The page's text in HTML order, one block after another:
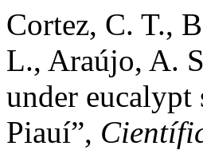
Cortez, C. T.,
L., Araújo, A.
under eucalypt
Piauí”,